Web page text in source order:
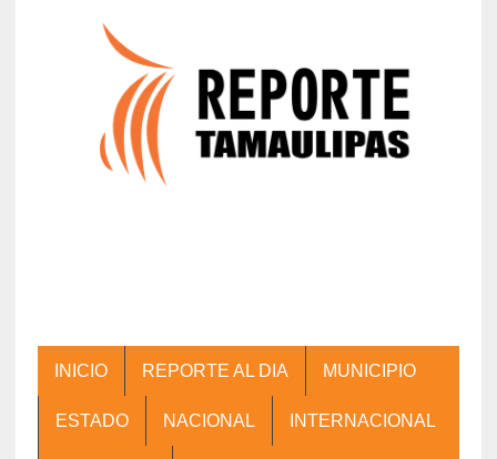
INICIO REPORTE AL DIA MUNICIPIO
ESTADO NACIONAL INTERNACIONAL